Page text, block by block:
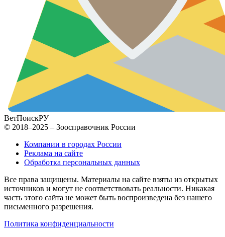
ВетПоискРУ
© 2018–2025 – Зоосправочник России
Компании в городах России
Реклама на сайте
Обработка персональных данных
Все права защищены. Материалы на сайте взяты из открытых
источников и могут не соответствовать реальности. Никакая
часть этого сайта не может быть воспроизведена без нашего
письменного разрешения.
Политика конфиденциальности